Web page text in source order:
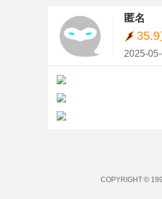
匿名
2025-
COPYRIGHT ©